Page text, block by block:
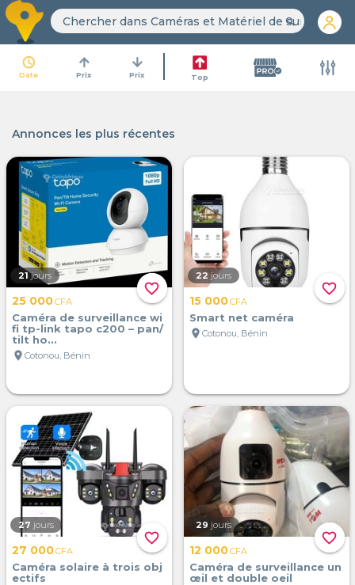
search
access_time
Date
arrow_upward
Prix
arrow_downward
Prix Top
Annonces les plus récentes
favorite_border
21 jours
25 000CFA
Caméra de surveillance wi
fi tp-link tapo c200 – pan/
tilt ho...
location_on Cotonou, Bénin
favorite_border
22 jours
15 000CFA
Smart net caméra
location_on Cotonou, Bénin
favorite_border
27 jours
27 000CFA
Caméra solaire à trois obj
ectifs
favorite_border
29 jours
12 000CFA
Caméra de surveillance un
œil et double oeil